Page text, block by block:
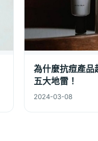
為什麼抗痘產品
五大地雷！
2024-03-08